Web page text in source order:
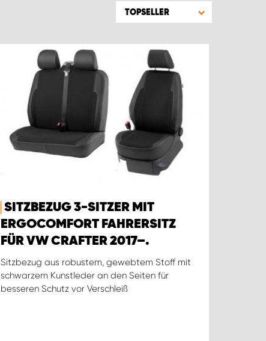
TOPSELLER
SITZBEZUG 3-SITZER MIT
ERGOCOMFORT FAHRERSITZ
FÜR VW CRAFTER 2017–.
Sitzbezug aus robustem, gewebtem Stoff mit
schwarzem Kunstleder an den Seiten für
besseren Schutz vor Verschleiß